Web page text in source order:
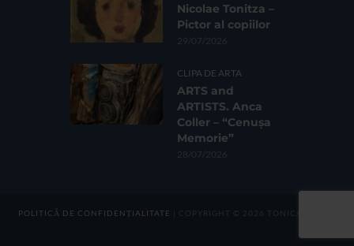
Nicolae Tonitza –
Pictor al copiilor
29/07/2026
CLIPA DE ARTA
ARTS and
ARTISTS. Anca
Coller – “Cenușa
Memorie”
28/07/2026
POLITICĂ DE CONFIDENȚIALITATE | COPYRIGHT © 2026 TONICA GROUP